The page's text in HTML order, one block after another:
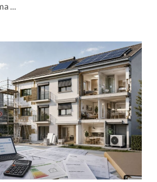
...